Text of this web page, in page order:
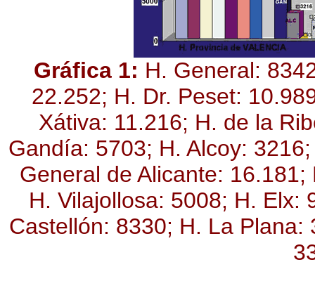
Gráfica 1: H. General:
22.252; H. Dr. Peset:
Xátiva: 11.216; H. de la
Gandía: 5703; H. Alcoy:
General de Alicante:
H. Vilajollosa: 5008; H. Elx:
Castellón: 8330; H. La